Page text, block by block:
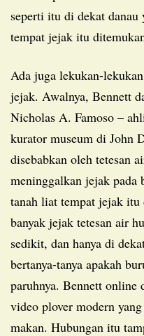
seperti itu di dekat danau
tempat jejak itu
Ada juga lekukan-lekukan kecil berbentuk bulat di dekat
jejak. Awalnya, Bennett
Nicholas A. Famoso –
kurator museum di John
disebabkan oleh tetesan
meninggalkan jejak pada
tanah liat tempat jejak itu
banyak jejak tetesan air
sedikit, dan hanya di
bertanya-tanya apakah
paruhnya. Bennett online
video plover modern
makan. Hubungan itu